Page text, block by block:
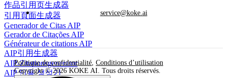
作品引用页生成器
引用頁面生成器
Generador de Citas AIP
Gerador de Citações AIP
Générateur de citations AIP
AIP引用生成器
AIP-Zitationsgenerator
AIP 인용 생성기
service@koke.ai
Politique de confidentialité, Conditions d’utilisation
Copyright © 2026 KOKE AI. Tous droits réservés.